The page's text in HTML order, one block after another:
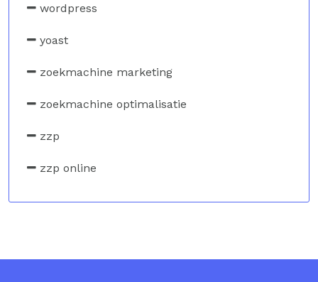
wordpress
yoast
zoekmachine marketing
zoekmachine optimalisatie
zzp
zzp online